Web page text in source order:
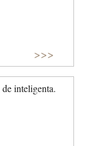
>>>
inteligenta.